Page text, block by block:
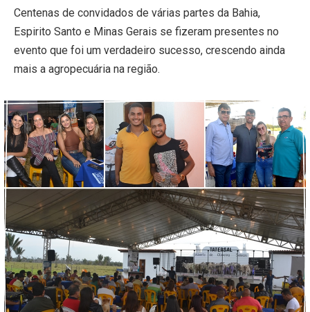
Centenas de convidados de várias partes da Bahia,
Espirito Santo e Minas Gerais se fizeram presentes no
evento que foi um verdadeiro sucesso, crescendo ainda
mais a agropecuária na região.